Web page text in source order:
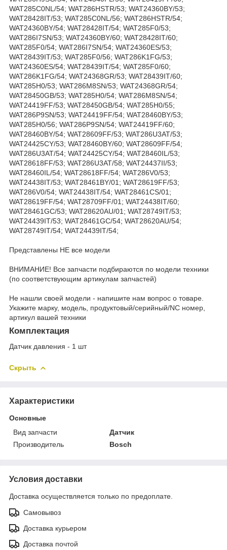
WAT285C0NL/54; WAT286HSTR/53; WAT24360BY/53;
WAT28428IT/53; WAT285C0NL/56; WAT286HSTR/54;
WAT24360BY/54; WAT28428IT/54; WAT285F0/53;
WAT286I7SN/53; WAT24360BY/60; WAT28428IT/60;
WAT285F0/54; WAT286I7SN/54; WAT24360ES/53;
WAT28439IT/53; WAT285F0/56; WAT286K1FG/53;
WAT24360ES/54; WAT28439IT/54; WAT285F0/60;
WAT286K1FG/54; WAT24368GR/53; WAT28439IT/60;
WAT285H0/53; WAT286M8SN/53; WAT24368GR/54;
WAT28450GB/53; WAT285H0/54; WAT286M8SN/54;
WAT24419FF/53; WAT28450GB/54; WAT285H0/55;
WAT286P9SN/53; WAT24419FF/54; WAT28460BY/53;
WAT285H0/56; WAT286P9SN/54; WAT24419FF/60;
WAT28460BY/54; WAT28609FF/53; WAT286U3AT/53;
WAT24425CY/53; WAT28460BY/60; WAT28609FF/54;
WAT286U3AT/54; WAT24425CY/54; WAT28460IL/53;
WAT28618FF/53; WAT286U3AT/58; WAT24437II/53;
WAT28460IL/54; WAT28618FF/54; WAT286V0/53;
WAT24438IT/53; WAT28461BY/01; WAT28619FF/53;
WAT286V0/54; WAT24438IT/54; WAT28461CS/01;
WAT28619FF/54; WAT28709FF/01; WAT24438IT/60;
WAT28461GC/53; WAT28620AU/01; WAT28749IT/53;
WAT24439IT/53; WAT28461GC/54; WAT28620AU/54;
WAT28749IT/54; WAT24439IT/54;
Представлены НЕ все модели
ВНИМАНИЕ! Все запчасти подбираются по модели техники
(по соответствующим артикулам запчастей)
Не нашли своей модели - напишите нам вопрос о товаре.
Укажите марку, модель, продуктовый/серийный/NC номер,
артикул вашей техники
Комплектация
Датчик давления - 1 шт
Скрыть
Характеристики
Основные
Вид запчасти
Датчик
Производитель
Bosch
Условия доставки
Доставка осуществляется только по предоплате.
Самовывоз
Доставка курьером
Доставка почтой